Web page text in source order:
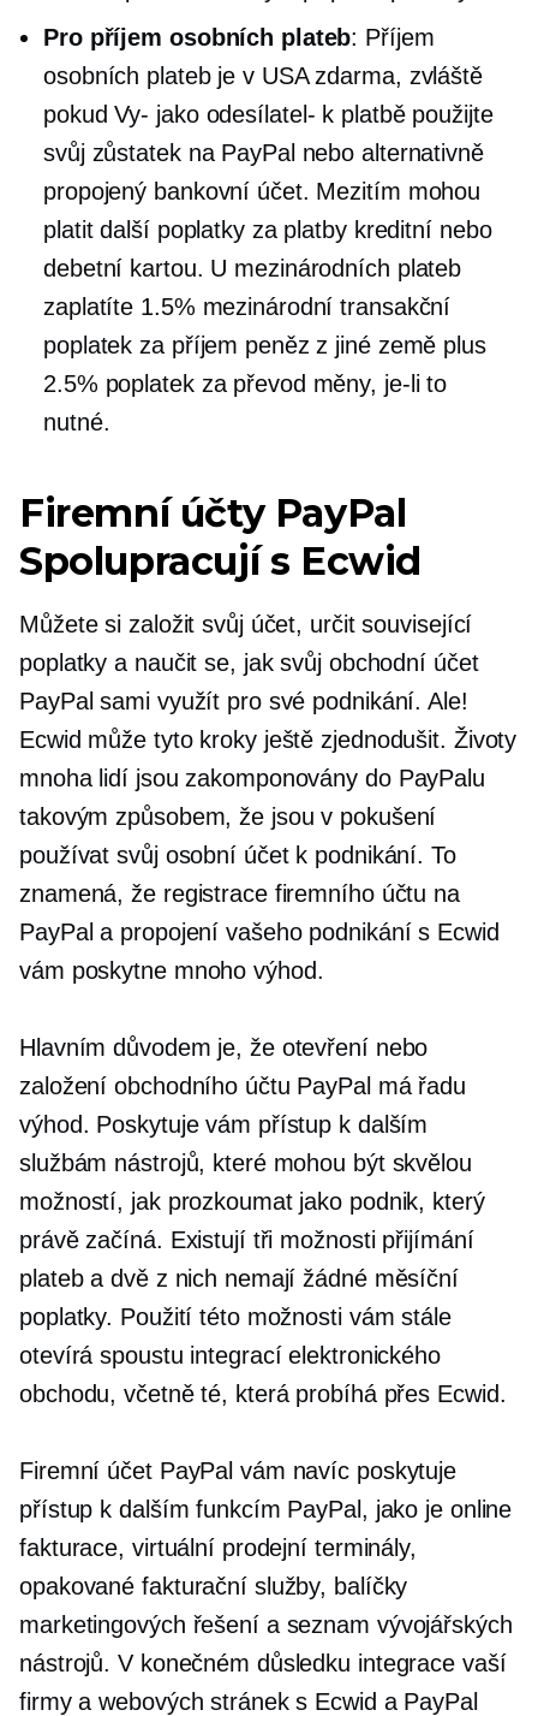
Pro příjem osobních plateb: Příjem
osobních plateb je v USA zdarma, zvláště
pokudVy- jako odesílatel- k platbě použijte
svůj zůstatek na PayPal nebo alternativně
propojený bankovní účet. Mezitím mohou
platit další poplatky za platby kreditní nebo
debetní kartou. U mezinárodních plateb
zaplatíte 1.5% mezinárodní transakční
poplatek za příjem peněz z jiné země plus
2.5% poplatek za převod měny, je-li to
nutné.
Firemní účty PayPal
Spolupracují s Ecwid
Můžete si založit svůj účet, určit související
poplatky a naučit se, jak svůj obchodní účet
PayPal sami využít pro své podnikání. Ale!
Ecwid může tyto kroky ještě zjednodušit. Životy
mnoha lidí jsou zakomponovány do PayPalu
takovým způsobem, že jsou v pokušení
používat svůj osobní účet k podnikání. To
znamená, že registrace firemního účtu na
PayPal a propojení vašeho podnikání s Ecwid
vám poskytne mnoho výhod.
Hlavním důvodem je, že otevření nebo
založení obchodního účtu PayPal má řadu
výhod. Poskytuje vám přístup k dalším
službám nástrojů, které mohou být skvělou
možností, jak prozkoumat jako podnik, který
právě začíná. Existují tři možnosti přijímání
plateb a dvě z nich nemají žádné měsíční
poplatky. Použití této možnosti vám stále
otevírá spoustu integrací elektronického
obchodu, včetně té, která probíhá přes Ecwid.
Firemní účet PayPal vám navíc poskytuje
přístup k dalším funkcím PayPal, jako je online
fakturace, virtuální prodejní terminály,
opakované fakturační služby, balíčky
marketingových řešení a seznam vývojářských
nástrojů. V konečném důsledku integrace vaší
firmy a webových stránek s Ecwid a PayPal